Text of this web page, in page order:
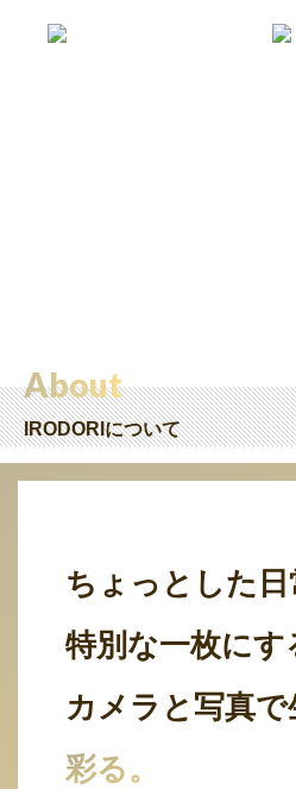
About
IRODORIについて
ちょっとした日
特別な一枚にす
カメラと写真で
彩る。